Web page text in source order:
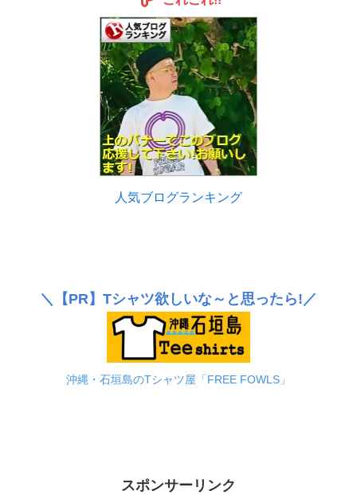
人気ブログランキング
＼ 【PR】 Tシャツ欲しいな～と思ったら!／
沖縄・石垣島のTシャツ屋「FREE FOWLS」
スポンサーリンク